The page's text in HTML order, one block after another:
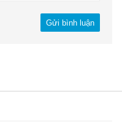
Gửi bình luận